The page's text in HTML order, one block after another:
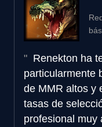
Renekton ha
particularmente
de MMR altos y
tasas de
profesional muy